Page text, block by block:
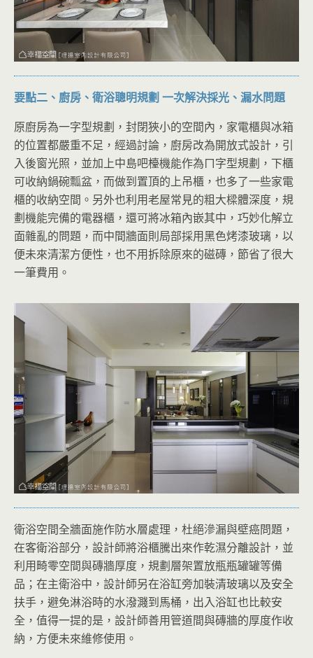
要點二、廚房、衛浴聰明規劃 一次解決採光、漏水問題
原廚房為一字型規劃，封閉狹小的空間內，家電櫃與冰箱
的位置都嚴重不足，經過討論，廚房改為開放式設計，引
入後窗光照，並加上中島吧檯機能作為ㄇ字型規劃，下櫃
可收納鍋碗瓢盆，而做到置頂的上吊櫃，也多了一些家電
櫃的收納空間。另外也利用老屋常見的粗大樑體深度，規
劃機能完備的電器櫃，還可將冰箱內嵌其中，巧妙化解立
面雜亂的問題，而中間牆面則局部採用黑色烤漆玻璃，以
便未來清潔方便性，也不用拆除原來的磁磚，節省了很大
一筆費用。
衛浴空間全牆面施作防水層處理，杜絕滲漏與壁癌問題，
在客衛浴部分，設計師將浴櫃騰出來作乾濕分離設計，並
利用畸零空間與磚牆厚度，規劃層架置放瓶瓶罐罐等備
品；在主衛浴中，設計師另在浴缸旁加裝清玻璃以及安全
扶手，避免淋浴時的水潑濺到馬桶，出入浴缸也比較安
全，值得一提的是，設計師善用管道間與磚牆的厚度作收
納，方便未來維修使用。